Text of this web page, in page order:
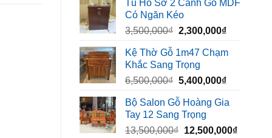
là:
450,000₫.
tại
320,000₫.
Tủ Hồ Sơ 2 Cánh Gỗ MDF
Có Ngăn Kéo
3,500,000₫ Giá
là:
3,500,000₫.
2,300,000₫Giá
tại
Kệ Thờ Gỗ 1m47 Chạm
Khắc Sang Trọng
6,500,000₫ Giá
là:
6,500,000₫.
5,400,000₫Giá
tại
Bộ Salon Gỗ Hoàng Gia
Tay 12 Sang Trọng
13,500,000₫ Giá
12,500,000₫Giá